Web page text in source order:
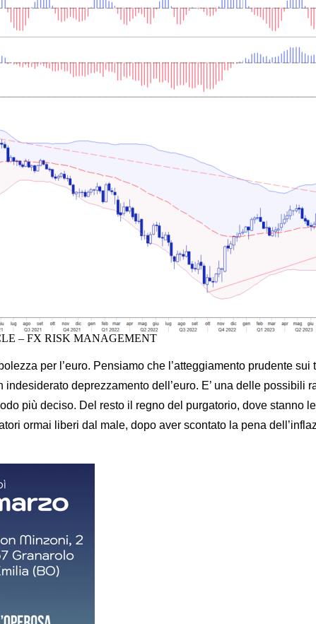
– FX RISK MANAGEMENT
per l’euro. Pensiamo che l’atteggiamento prudente
deprezzamento dell’euro. E’ una delle
più deciso. Del resto il regno del purgatorio, dove stanno
ormai liberi dal male, dopo aver scontato la pena